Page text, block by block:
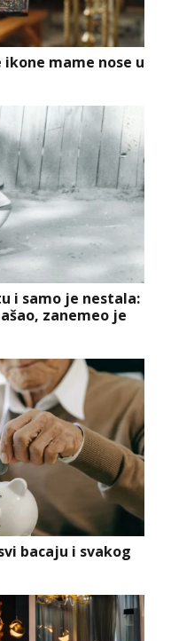
mame nose u
i samo je nestala:
zanemeo je
bacaju i svakog